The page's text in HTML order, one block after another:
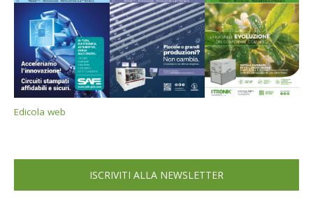
Edicola web
ISCRIVITI ALLA NEWSLETTER